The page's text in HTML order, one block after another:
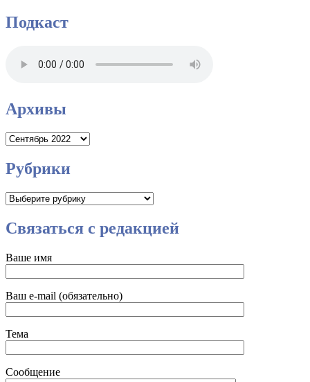
Подкаст
Архивы
Архивы
Рубрики
Рубрики
Связаться с редакцией
Ваше имя
Ваш e-mail (обязательно)
Тема
Сообщение